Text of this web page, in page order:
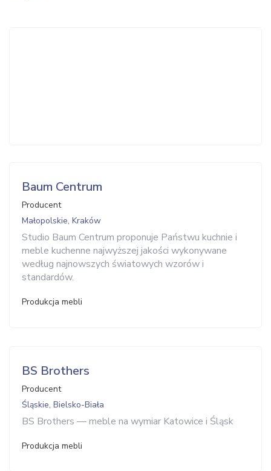
Baum Centrum
Producent
Małopolskie, Kraków
Studio Baum Centrum proponuje Państwu kuchnie i
meble kuchenne najwyższej jakości wykonywane
według najnowszych światowych wzorów i
standardów.
Produkcja mebli
BS Brothers
Producent
Śląskie, Bielsko-Biała
BS Brothers — meble na wymiar Katowice i Śląsk
Produkcja mebli